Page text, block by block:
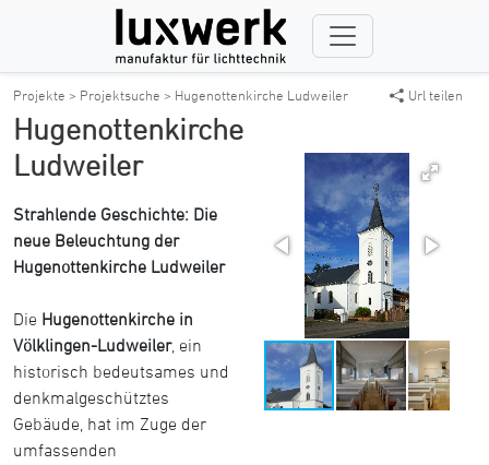
Projekte > Projektsuche > Hugenottenkirche Ludweiler Url teilen
Hugenottenkirche
Ludweiler
Strahlende Geschichte: Die
neue Beleuchtung der
Hugenottenkirche Ludweiler
Die Hugenottenkirche in
Völklingen-Ludweiler, ein
historisch bedeutsames und
denkmalgeschütztes
Gebäude, hat im Zuge der
umfassenden